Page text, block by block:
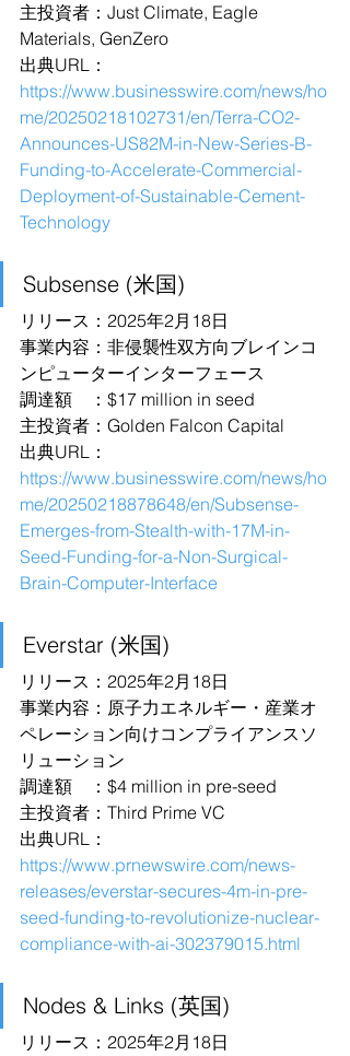
主投資者：Just Climate, Eagle
Materials, GenZero
出典URL：
https://www.businesswire.com/news/ho
me/20250218102731/en/Terra-CO2-
Announces-US82M-in-New-Series-B-
Funding-to-Accelerate-Commercial-
Deployment-of-Sustainable-Cement-
Technology
Subsense (米国)
リリース：2025年2月18日
事業内容：非侵襲性双方向ブレインコ
ンピューターインターフェース
調達額　：$17 million in seed
主投資者：Golden Falcon Capital
出典URL：
https://www.businesswire.com/news/ho
me/20250218878648/en/Subsense-
Emerges-from-Stealth-with-17M-in-
Seed-Funding-for-a-Non-Surgical-
Brain-Computer-Interface
Everstar (米国)
リリース：2025年2月18日
事業内容：原子力エネルギー・産業オ
ペレーション向けコンプライアンスソ
リューション
調達額　：$4 million in pre-seed
主投資者：Third Prime VC
出典URL：
https://www.prnewswire.com/news-
releases/everstar-secures-4m-in-pre-
seed-funding-to-revolutionize-nuclear-
compliance-with-ai-302379015.html
Nodes & Links (英国)
リリース：2025年2月18日